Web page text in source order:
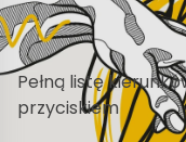
Pełną listę
przyciskiem